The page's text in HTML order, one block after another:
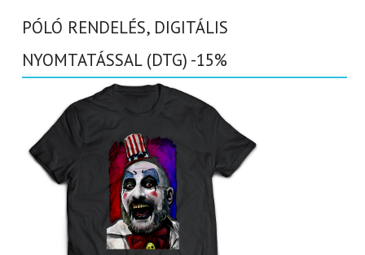
PÓLÓ RENDELÉS, DIGITÁLIS
NYOMTATÁSSAL (DTG) -15%